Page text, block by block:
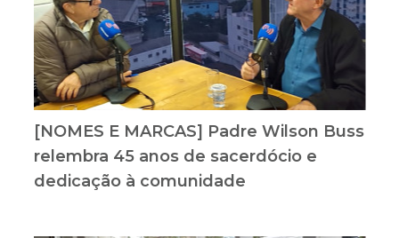
[NOMES E MARCAS] Padre Wilson Buss
relembra 45 anos de sacerdócio e
dedicação à comunidade